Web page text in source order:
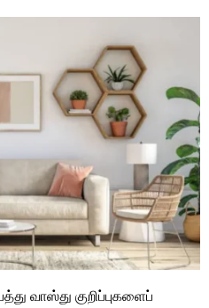
வாஸ்து குறிப்புகளைப்